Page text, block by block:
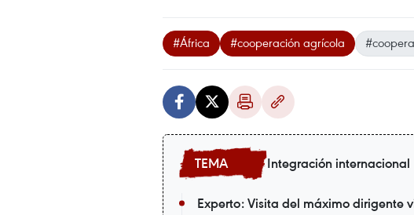
#África #cooperación agrícola
Integración internacional
Experto: Visita del máximo dirigente